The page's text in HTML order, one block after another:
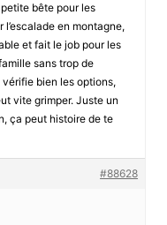
bête pour les
en montagne,
et fait le job pour les
sans trop de
bien les options,
vite grimper. Juste un
ça peut histoire de te
#88628